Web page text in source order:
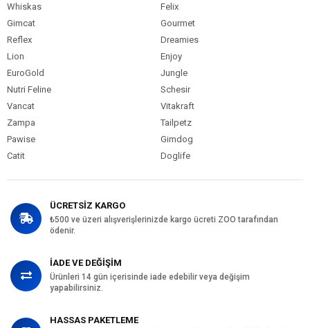
Whiskas
Felix
Gimcat
Gourmet
Reflex
Dreamies
Lion
Enjoy
EuroGold
Jungle
Nutri Feline
Schesir
Vancat
Vitakraft
Zampa
Tailpetz
Pawise
Gimdog
Catit
Doglife
ÜCRETSİZ KARGO
₺500 ve üzeri alışverişlerinizde kargo ücreti ZOO tarafından
ödenir.
İADE VE DEĞİŞİM
Ürünleri 14 gün içerisinde iade edebilir veya değişim
yapabilirsiniz.
HASSAS PAKETLEME